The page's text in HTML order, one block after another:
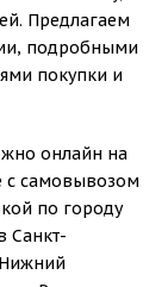
Предлагаем
подробными
покупки и
онлайн на
с самовывозом
по городу
Санкт-
Нижний